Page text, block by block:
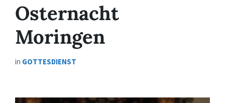
Osternacht
Moringen
in GOTTESDIENST